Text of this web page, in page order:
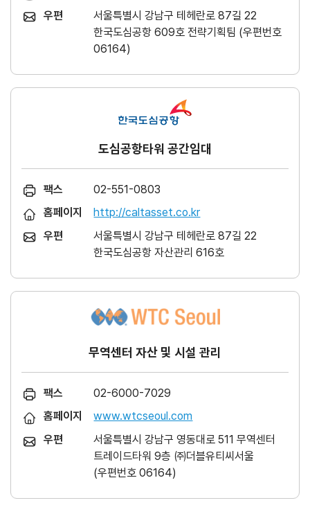
우편
서울특별시 강남구 테헤란로 87길 22
한국도심공항 609호 전략기획팀 (우편번호
06164)
도심공항타워 공간임대
팩스
02-551-0803
홈페이지
http://caltasset.co.kr
우편
서울특별시 강남구 테헤란로 87길 22
한국도심공항 자산관리 616호
무역센터 자산 및 시설 관리
팩스
02-6000-7029
홈페이지
www.wtcseoul.com
우편
서울특별시 강남구 영동대로 511 무역센터
트레이드타워 9층 ㈜더블유티씨서울
(우편번호 06164)